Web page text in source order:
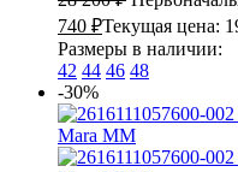
740 ₽Текущая цена:
Размеры в наличии:
42 44 46 48
-30%